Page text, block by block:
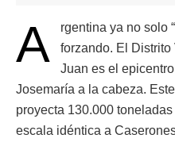
A
rgentina ya no solo
forzando. El
Juan es el
Josemaría a la cabeza.
proyecta 130.000
escala idéntica a